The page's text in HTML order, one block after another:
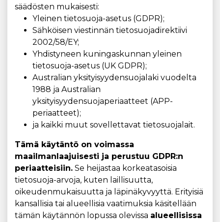
säädösten mukaisesti:
Yleinen tietosuoja-asetus (GDPR);
Sähköisen viestinnän tietosuojadirektiivi
2002/58/EY;
Yhdistyneen kuningaskunnan yleinen
tietosuoja-asetus (UK GDPR);
Australian yksityisyydensuojalaki vuodelta
1988 ja Australian
yksityisyydensuojaperiaatteet (APP-
periaatteet);
ja kaikki muut sovellettavat tietosuojalait.
Tämä käytäntö on voimassa
maailmanlaajuisesti ja perustuu GDPR:n
periaatteisiin. Se heijastaa korkeatasoisia
tietosuoja-arvoja, kuten laillisuutta,
oikeudenmukaisuutta ja läpinäkyvyyttä. Erityisiä
kansallisia tai alueellisia vaatimuksia käsitellään
tämän käytännön lopussa olevissa alueellisissa